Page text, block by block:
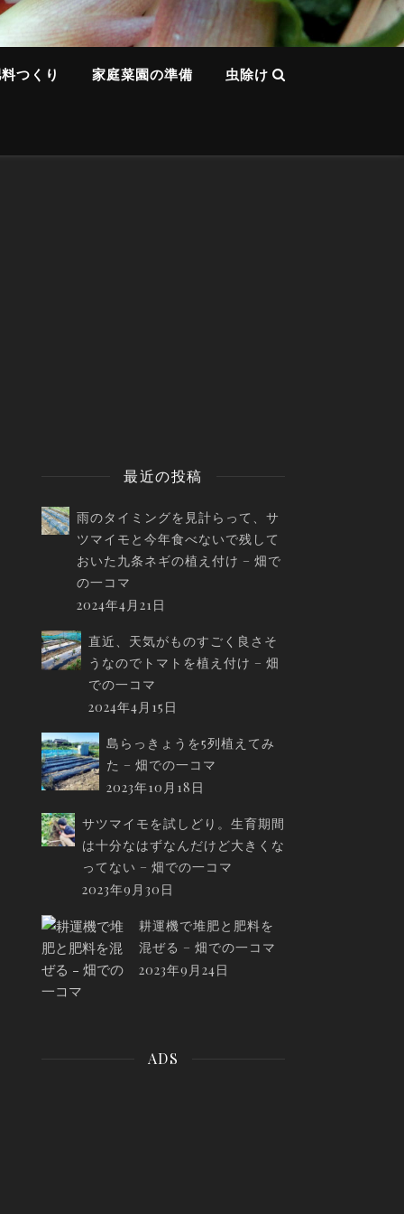
つくり 家庭菜園の準備 虫除け
最近の投稿
雨のタイミングを見計らって、サ
ツマイモと今年食べないで残して
おいた九条ネギの植え付け – 畑で
の一コマ
2024年4月21日
直近、天気がものすごく良さそ
うなのでトマトを植え付け – 畑
での一コマ
2024年4月15日
島らっきょうを5列植えてみ
た – 畑での一コマ
2023年10月18日
サツマイモを試しどり。生育期間
は十分なはずなんだけど大きくな
ってない – 畑での一コマ
2023年9月30日
耕運機で堆肥と肥料を
混ぜる – 畑での一コマ
2023年9月24日
ADS